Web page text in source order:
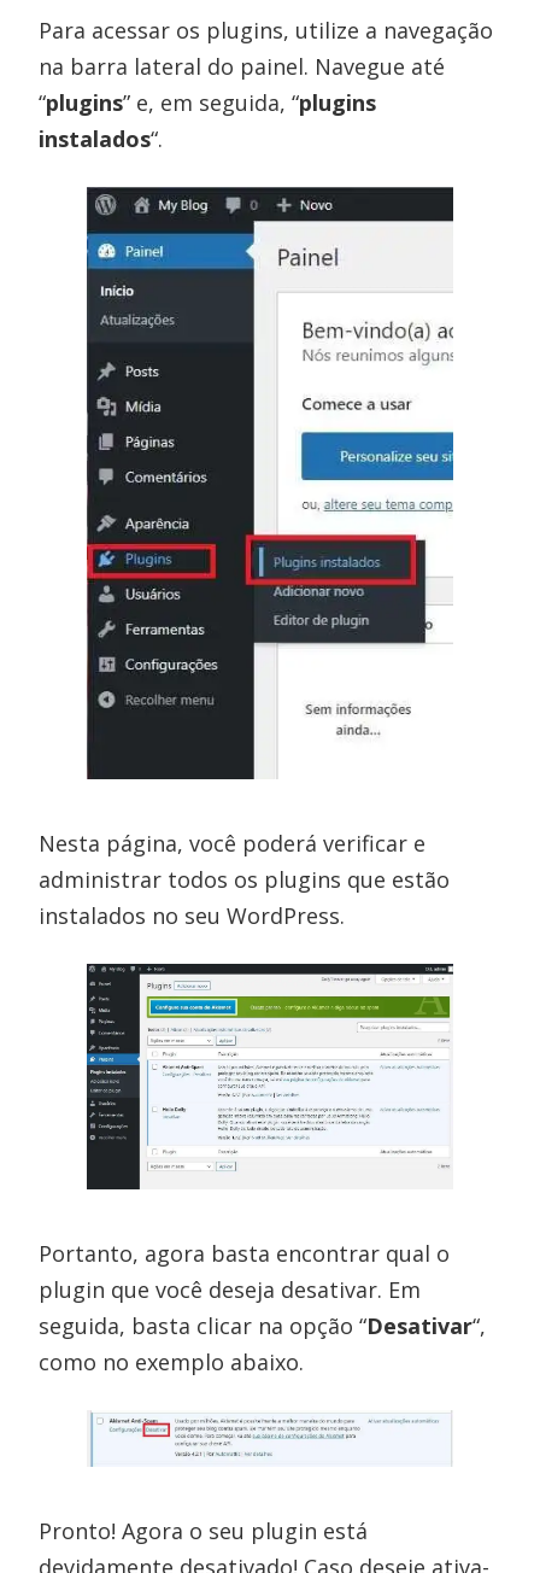
Para acessar os plugins, utilize a navegação
na barra lateral do painel. Navegue até
“plugins” e, em seguida, “plugins
instalados“.
Nesta página, você poderá verificar e
administrar todos os plugins que estão
instalados no seu WordPress.
Portanto, agora basta encontrar qual o
plugin que você deseja desativar. Em
seguida, basta clicar na opção “Desativar“,
como no exemplo abaixo.
Pronto! Agora o seu plugin está
devidamente desativado! Caso deseje ativa-